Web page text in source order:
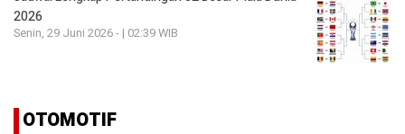
2026
Senin, 29 Juni 2026 - | 02:39 WIB
OTOMOTIF